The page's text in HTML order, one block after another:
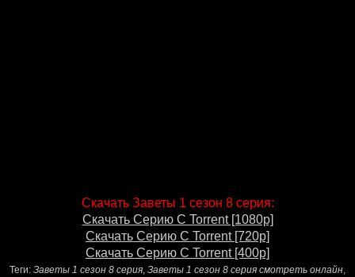
Скачать Заветы 1 сезон 8 серия:
Скачать Серию С Torrent [1080p]
Скачать Серию С Torrent [720p]
Скачать Серию С Torrent [400p]
Теги: Заветы 1 сезон 8 серия, Заветы 1 сезон 8 серия смотреть онлайн,